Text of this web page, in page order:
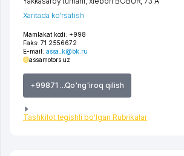
Mamlakat kodi: +998
Faks: 71 2556672
E-mail: assa_k@bk.ru
assamotors.uz
+99871 ...Qo'ng'iroq qilish
Tashkilot tegishli bo'lgan Rubrikalar
Xaritada ko'rsatish